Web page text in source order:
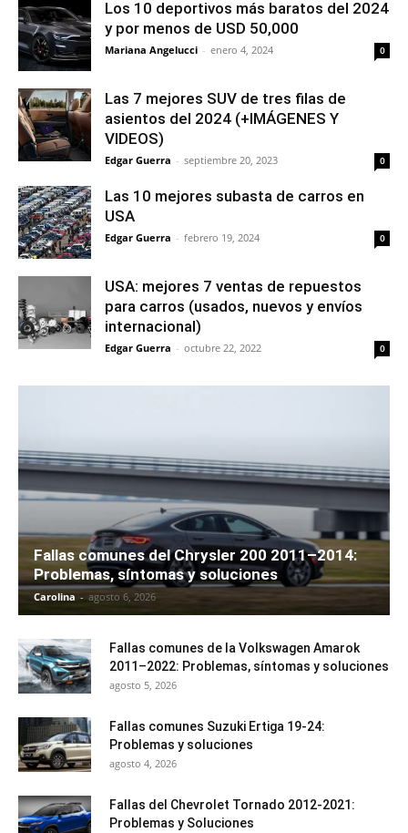
Los 10 deportivos más baratos del 2024
y por menos de USD 50,000
Mariana Angelucci - enero 4, 2024 0
Las 7 mejores SUV de tres filas de
asientos del 2024 (+IMÁGENES Y
VIDEOS)
Edgar Guerra - septiembre 20, 2023 0
Las 10 mejores subasta de carros en
USA
Edgar Guerra - febrero 19, 2024 0
USA: mejores 7 ventas de repuestos
para carros (usados, nuevos y envíos
internacional)
Edgar Guerra - octubre 22, 2022 0
Fallas comunes del Chrysler 200 2011–2014:
Problemas, síntomas y soluciones
Carolina - agosto 6, 2026
Fallas comunes de la Volkswagen Amarok
2011–2022: Problemas, síntomas y soluciones
agosto 5, 2026
Fallas comunes Suzuki Ertiga 19-24:
Problemas y soluciones
agosto 4, 2026
Fallas del Chevrolet Tornado 2012-2021:
Problemas y Soluciones